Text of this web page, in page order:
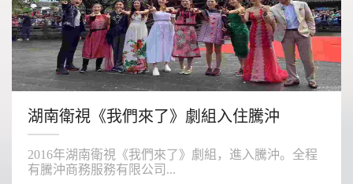
湖南衛視《我們來了》劇組入住騰沖
2016年湖南衛視《我們來了》劇組，進入騰沖。全程
有騰沖商務服務有限公司...